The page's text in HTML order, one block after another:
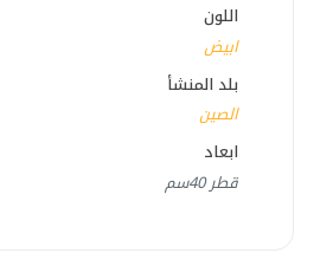
اللون
ابيض
بلد المنشأ
الصين
ابعاد
قطر 40سم